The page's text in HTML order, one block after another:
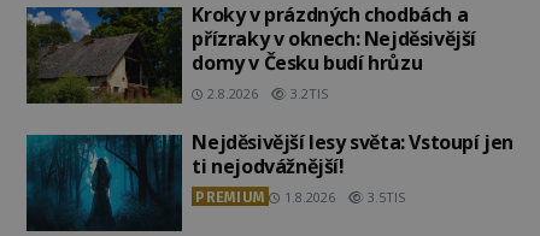
Kroky v prázdných chodbách a
přízraky v oknech: Nejděsivější
domy v Česku budí hrůzu
2.8.2026 3.2TIS
Nejděsivější lesy světa: Vstoupí jen
ti nejodvážnější!
PREMIUM 1.8.2026 3.5TIS